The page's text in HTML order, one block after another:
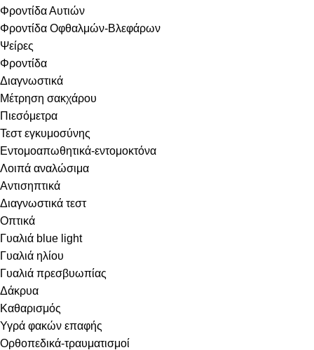
Φροντίδα Αυτιών
Φροντίδα Οφθαλμών-Βλεφάρων
Ψείρες
Φροντίδα
Διαγνωστικά
Μέτρηση σακχάρου
Πιεσόμετρα
Τεστ εγκυμοσύνης
Εντομοαπωθητικά-εντομοκτόνα
Λοιπά αναλώσιμα
Αντισηπτικά
Διαγνωστικά τεστ
Οπτικά
Γυαλιά blue light
Γυαλιά ηλίου
Γυαλιά πρεσβυωπίας
Δάκρυα
Καθαρισμός
Υγρά φακών επαφής
Ορθοπεδικά-τραυματισμοί